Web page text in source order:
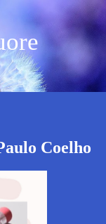
Coelho